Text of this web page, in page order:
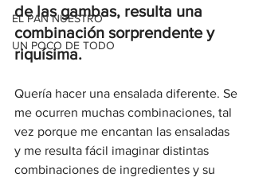
EL PAN NUESTRO
UN POCO DE TODO
de las gambas, resulta una
combinación sorprendente y
riquísima.
Quería hacer una ensalada diferente. Se
me ocurren muchas combinaciones, tal
vez porque me encantan las ensaladas
y me resulta fácil imaginar distintas
combinaciones de ingredientes y su